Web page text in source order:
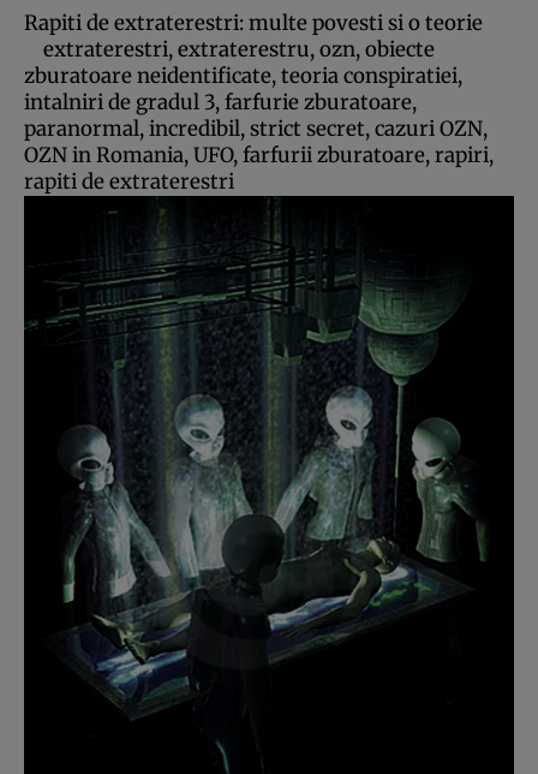
Rapiti de extraterestri: multe povesti si o teorie
extraterestri, extraterestru, ozn, obiecte
zburatoare neidentificate, teoria conspiratiei,
intalniri de gradul 3, farfurie zburatoare,
paranormal, incredibil, strict secret, cazuri OZN,
OZN in Romania, UFO, farfurii zburatoare, rapiri,
rapiti de extraterestri